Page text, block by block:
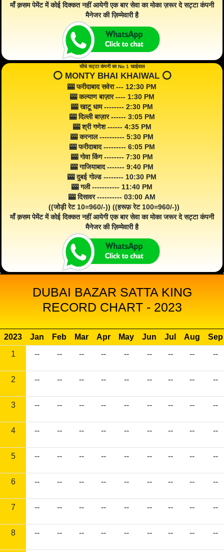
माँ क़सम पेमेंट में कोई दिक्कत नहीं आयेगी एक बार सेवा का मोका ज़रूर दे सट्टा कंपनी
मैनेजर की ज़िम्मेवारी है
सीधे सट्टा कंपनी का No 1 खाईवाल
⭕️ MONTY BHAI KHAIWAL ⭕️
🎰 फरीदाबाद सवेरा --- 12:30 PM
🎰 कल्याण बाज़ार ---- 1:30 PM
🎰 खाटू धाम -------- 2:30 PM
🎰 दिल्ली बाज़ार ------ 3:05 PM
🎰 श्री गणेश ------ 4:35 PM
🎰 करनाल ---------- 5:30 PM
🎰 फरीदाबाद --------- 6:05 PM
🎰 गोवा किंग -------- 7:30 PM
🎰 गाजियाबाद ------- 9:40 PM
🎰 दुबई गोल्ड -------- 10:30 PM
🎰 गली ----------- 11:40 PM
🎰 दिसावर ---------- 03:00 AM
((जोड़ी रेट 10=960/-)) ((हरूफ़ रेट 100=960/-))
माँ क़सम पेमेंट में कोई दिक्कत नहीं आयेगी एक बार सेवा का मोका जरूर दे सट्टा कंपनी
मैनेजर की ज़िम्मेवारी है
DUBAI BAZAR SATTA KING
RECORD CHART - 2023
2023 Jan Feb Mar Apr May Jun Jul Aug
Sep
1
-- -- -- -- -- -- -- -- --
2 -- -- -- -- -- -- -- -- --
3 -- -- -- -- -- -- -- -- --
4 -- -- -- -- -- -- -- -- --
5 -- -- -- -- -- -- -- -- --
6 -- -- -- -- -- -- -- -- --
7 -- -- -- -- -- -- -- -- --
8 -- -- -- -- -- -- -- -- --